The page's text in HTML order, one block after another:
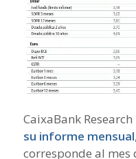
CaixaBank
su informe mensual
corresponde al mes